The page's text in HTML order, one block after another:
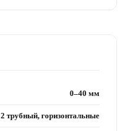
0–40 мм
2 трубный, горизонтальные